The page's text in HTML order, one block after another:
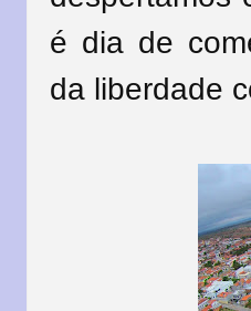
é dia de
da liberdade